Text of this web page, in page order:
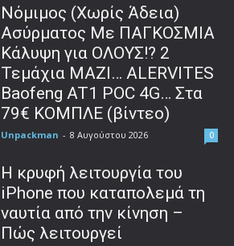
Νόμιμος (Χωρίς Άδεια)
Ασύρματος Με ΠΑΓΚΟΣΜΙΑ
Κάλυψη για ΟΛΟΥΣ!? 2
Τεμάχια ΜΑΖΙ… ALERVITES
Baofeng AT1 POC 4G… Στα
79€ ΚΟΜΠΛΕ (βίντεο)
Unpackman - 8 Αυγούστου 2026 0
Η κρυφή λειτουργία του
iPhone που καταπολεμά τη
ναυτία από την κίνηση –
Πώς λειτουργεί